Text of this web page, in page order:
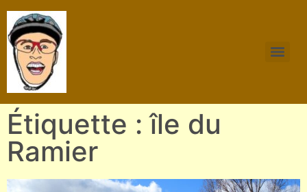
Étiquette : île du
Ramier